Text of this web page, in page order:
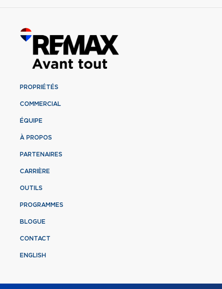
PROPRIÉTÉS
COMMERCIAL
ÉQUIPE
À PROPOS
PARTENAIRES
CARRIÈRE
OUTILS
PROGRAMMES
BLOGUE
CONTACT
ENGLISH